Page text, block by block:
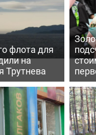
флота для
на
Трутнева